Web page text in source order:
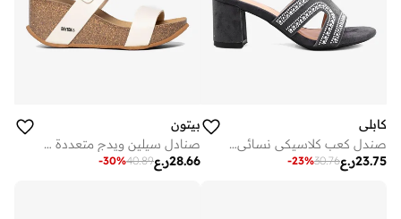
كابلي
صندل كعب كلاسيكي نسائي سهل الارتداء ومزين بأناقة
ر.ع23.75
30.76
-23%
بيتون
صنادل سيلين ويدج متعددة الأشرطة
ر.ع28.66
40.89
-30%